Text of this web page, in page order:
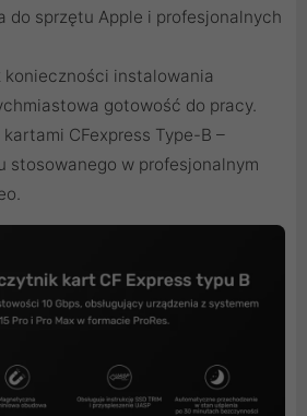
do sprzętu Apple i profesjonalnych
konieczności instalowania
gotowość do pracy.
CFexpress Type-B –
stosowanego w profesjonalnym